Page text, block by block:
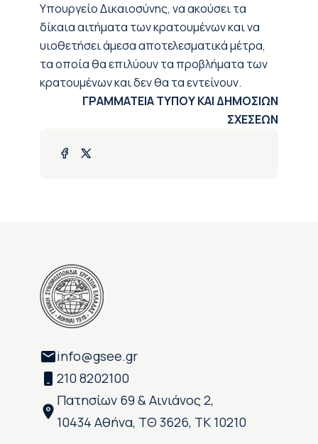
Υπουργείο Δικαιοσύνης, να ακούσει τα
δίκαια αιτήματα των κρατουμένων και να
υιοθετήσει άμεσα αποτελεσματικά μέτρα,
τα οποία θα επιλύουν τα προβλήματα των
κρατουμένων και δεν θα τα εντείνουν.
ΓΡΑΜΜΑΤΕΙΑ ΤΥΠΟΥ ΚΑΙ ΔΗΜΟΣΙΩΝ
ΣΧΕΣΕΩΝ
info@gsee.gr
210 8202100
Πατησίων 69 & Αινιάνος 2,
10434 Αθήνα, ΤΘ 3626, ΤΚ 10210